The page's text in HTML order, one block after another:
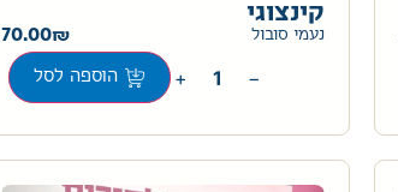
קינצוגי
נעמי סובול 70.00
−
+ הוספה לסל